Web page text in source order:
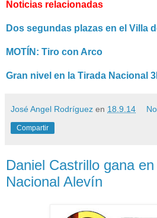
Noticias relacionadas
Dos segundas plazas en el Villa
MOTÍN: Tiro con Arco
Gran nivel en la Tirada Nacional
José Angel Rodríguez en 18.9.14
Compartir
Daniel Castrillo gana
Nacional Alevín